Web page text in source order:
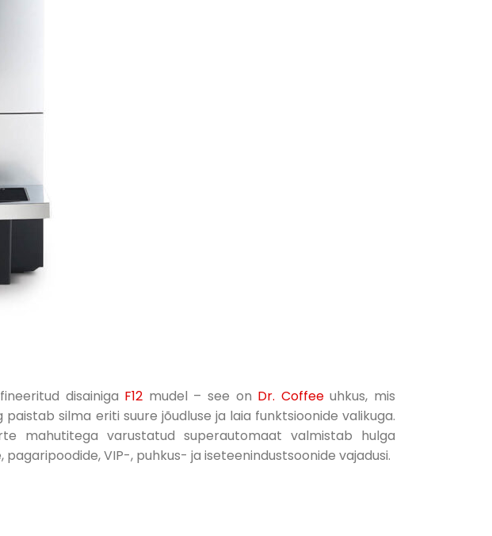
disainiga F12 mudel – see on Dr. Coffeeuhkus, mis
silma eriti suure jõudluse ja laia funktsioonide valikuga.
mahutitega varustatud superautomaat valmistab hulga
VIP-, puhkus- ja iseteenindustsoonide vajadusi.